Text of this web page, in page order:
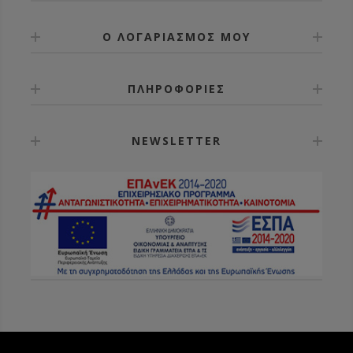
Ο ΛΟΓΑΡΙΑΣΜΟΣ ΜΟΥ
ΠΛΗΡΟΦΟΡΙΕΣ
NEWSLETTER